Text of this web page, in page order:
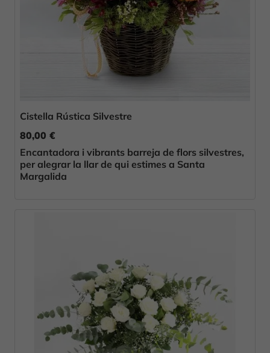
Cistella Rústica Silvestre
80,00 €
Encantadora i vibrants barreja de flors silvestres,
per alegrar la llar de qui estimes a Santa
Margalida